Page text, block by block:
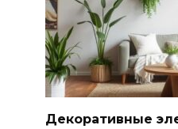
Декоративные